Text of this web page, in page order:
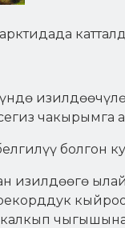
чакырымга
болгон
изилдөөгө